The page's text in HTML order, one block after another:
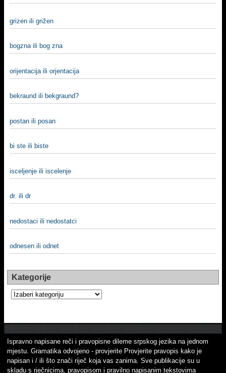
grizen ili grižen
bogzna ili bog zna
orijentacija ili orjentacija
bekraund ili bekgraund?
postan ili posan
bi ste ili biste
iscelјenje ili iscelenje
dr. ili dr
nedostaci ili nedostatci
odnesen ili odnet
Kategorije
Kategorije
Ispravno napisane reči i pravopisne dileme srpskog jezika na jednom
mjestu. Gramatika odvojeno - provjerite Provjerite pravopis kako je
napisan i / ili što znači riječ koja vas zanima. Sve publikacije su u
skladu s rječnicima, pravopisom i pravilno napisanim tekstovima